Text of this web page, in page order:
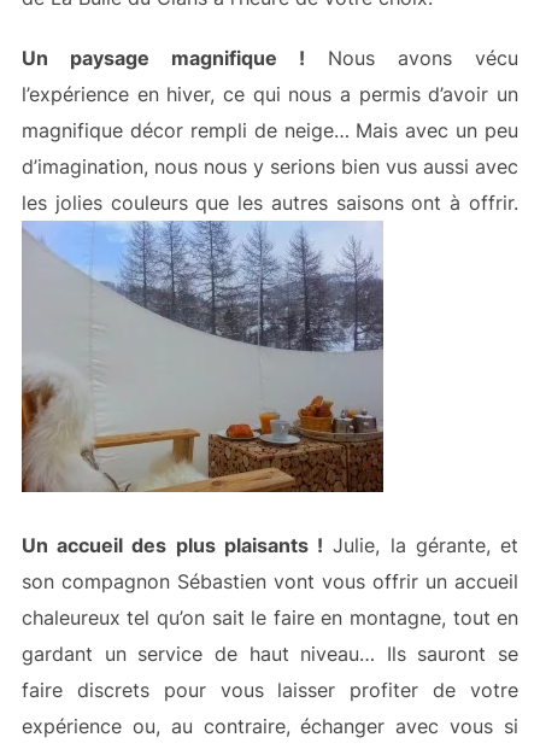
Un paysage magnifique ! Nous avons vécu
l’expérience en hiver, ce qui nous a permis d’avoir un
magnifique décor rempli de neige… Mais avec un peu
d’imagination, nous nous y serions bien vus aussi avec
les jolies couleurs que les autres saisons ont à offrir.
Un accueil des plus plaisants ! Julie, la gérante, et
son compagnon Sébastien vont vous offrir un accueil
chaleureux tel qu’on sait le faire en montagne, tout en
gardant un service de haut niveau… Ils sauront se
faire discrets pour vous laisser profiter de votre
expérience ou, au contraire, échanger avec vous si